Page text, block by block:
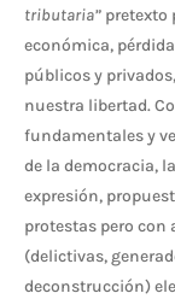
tributaria” pretexto
económica,
públicos y
nuestra libertad.
fundamentales y
de la democracia,
expresión,
protestas pero
(delictivas,
deconstrucción)